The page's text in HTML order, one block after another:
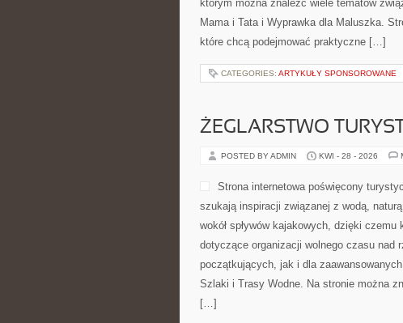
którym można znaleźć wiele tematów
Mama i Tata i Wyprawka dla Maluszka.
które chcą podejmować praktyczne […]
CATEGORIES: ARTYKUŁY SPONSOROWANE
ŻEGLARSTWO
POSTED BY ADMIN KWI - 28 - 2026
Strona internetowa poświęcony
szukają inspiracji związanej z wodą,
wokół spływów kajakowych, dzięki
dotyczące organizacji wolnego czasu nad
początkujących, jak i dla
Szlaki i Trasy Wodne. Na stronie można
[…]